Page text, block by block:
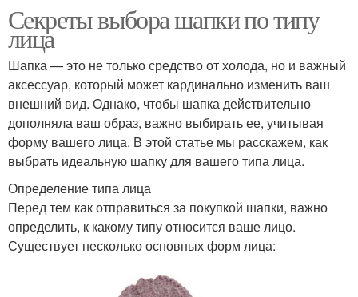
Секреты выбора шапки по типу
лица
Шапка — это не только средство от холода, но и важный
аксессуар, который может кардинально изменить ваш
внешний вид. Однако, чтобы шапка действительно
дополняла ваш образ, важно выбирать ее, учитывая
форму вашего лица. В этой статье мы расскажем, как
выбрать идеальную шапку для вашего типа лица.
Определение типа лица
Перед тем как отправиться за покупкой шапки, важно
определить, к какому типу относится ваше лицо.
Существует несколько основных форм лица: